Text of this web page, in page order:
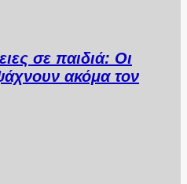
σε παιδιά: Οι
ακόμα τον